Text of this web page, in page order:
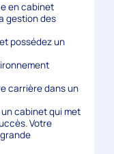
en cabinet
gestion des
possédez un
carrière dans un
cabinet qui met
Votre